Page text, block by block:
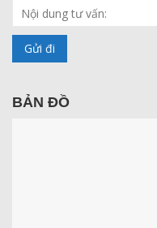
BẢN ĐỒ